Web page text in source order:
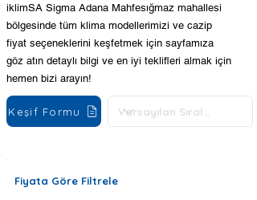
iklimSA Sigma Adana Mahfesığmaz mahallesi
bölgesinde tüm klima modellerimizi ve cazip
fiyat seçeneklerini keşfetmek için sayfamıza
göz atın detaylı bilgi ve en iyi teklifleri almak için
hemen bizi arayın!
Keşif Formu
Fiyata Göre Filtrele